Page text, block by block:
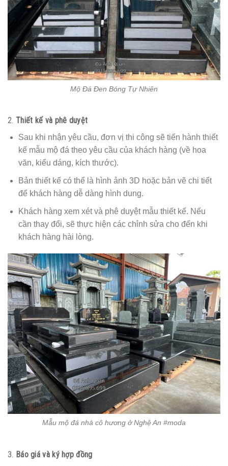
Mộ Đá Đen Bóng Tự Nhiên
2. Thiết kế và phê duyệt
Sau khi nhận yêu cầu, đơn vị thi công sẽ tiến hành thiết
kế mẫu mộ đá theo yêu cầu của khách hàng (về hoa
văn, kiểu dáng, kích thước).
Bản thiết kế có thể là hình ảnh 3D hoặc bản vẽ chi tiết
để khách hàng dễ dàng hình dung.
Khách hàng xem xét và phê duyệt mẫu thiết kế. Nếu
cần thay đổi, sẽ thực hiện các chỉnh sửa cho đến khi
khách hàng hài lòng.
Mẫu mộ đá nhà cô hương ở Nghệ An #moda
3. Báo giá và ký hợp đồng